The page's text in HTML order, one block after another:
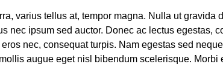
varius tellus at, tempor magna. Nulla ut
nec ipsum sed auctor. Donec ac lectus egestas,
nec, consequat turpis. Nam egestas sed
augue eget nisl bibendum scelerisque.